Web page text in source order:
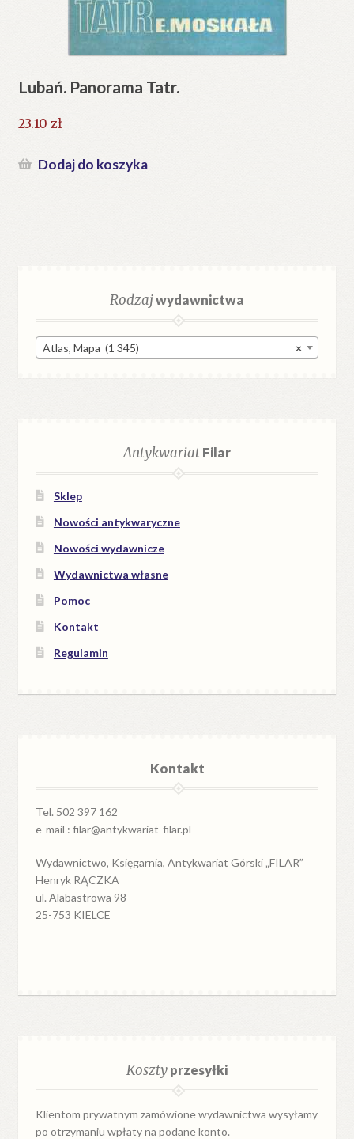
Lubań. Panorama Tatr.
23.10 zł
Dodaj do koszyka
Rodzajwydawnictwa
×
Atlas, Mapa (1 345)
AntykwariatFilar
Sklep
Nowości antykwaryczne
Nowości wydawnicze
Wydawnictwa własne
Pomoc
Kontakt
Regulamin
Kontakt
Tel. 502 397 162
e-mail : filar@antykwariat-filar.pl
Wydawnictwo, Księgarnia, Antykwariat Górski „FILAR”
Henryk RĄCZKA
ul. Alabastrowa 98
25-753 KIELCE
Kosztyprzesyłki
Klientom prywatnym zamówione wydawnictwa wysyłamy
po otrzymaniu wpłaty na podane konto.